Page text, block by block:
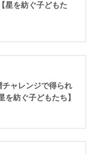
星を紡ぐ子どもた
チャレンジで得られ
を紡ぐ子どもたち】